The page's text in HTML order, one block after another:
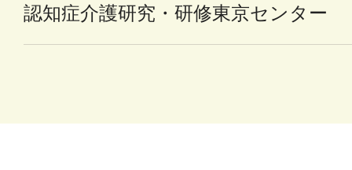
認知症介護研究・研修東京センター